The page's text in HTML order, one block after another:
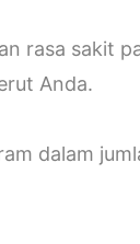
rasa sakit
Anda.
dalam